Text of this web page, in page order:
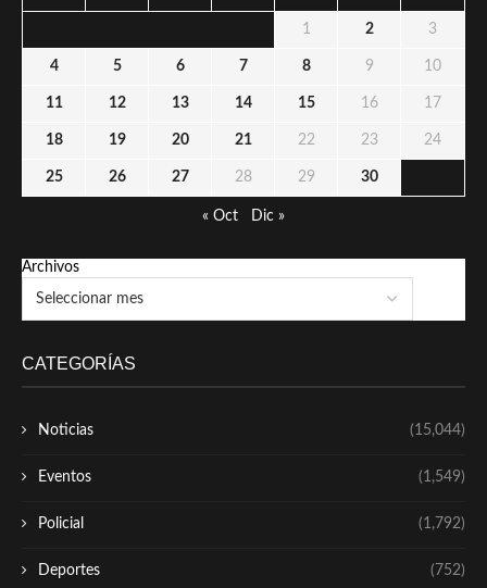
1 2 3
4 5 6 7 8 9 10
11 12 13 14 15 16 17
18 19 20 21 22 23 24
25 26 27 28 29 30
« Oct Dic »
Archivos
CATEGORÍAS
Noticias (15,044)
Eventos (1,549)
Policial (1,792)
Deportes (752)